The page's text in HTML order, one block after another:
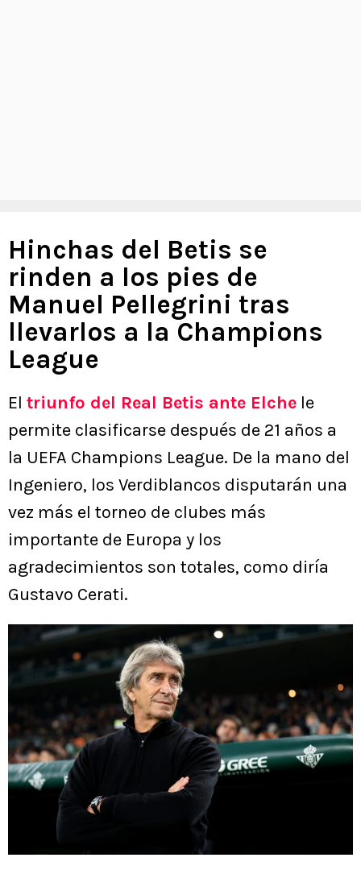
Hinchas del Betis se
rinden a los pies de
Manuel Pellegrini tras
llevarlos a la Champions
League
El triunfo del Real Betis ante Elche le
permite clasificarse después de 21 años a
la UEFA Champions League. De la mano del
Ingeniero, los Verdiblancos disputarán una
vez más el torneo de clubes más
importante de Europa y los
agradecimientos son totales, como diría
Gustavo Cerati.